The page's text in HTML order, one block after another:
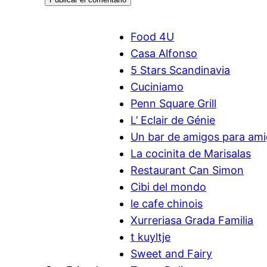
Food 4U
Casa Alfonso
5 Stars Scandinavia
Cuciniamo
Penn Square Grill
L’ Eclair de Génie
Un bar de amigos para
La cocinita de Marisalas
Restaurant Can Simon
Cibi del mondo
le cafe chinois
Xurreriasa Grada Familia
t kuyltje
Sweet and Fairy